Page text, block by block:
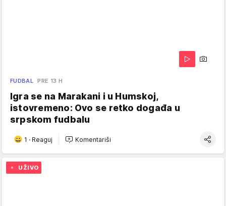
FUDBAL PRE 13 H
Igra se na Marakani i u Humskoj,
istovremeno: Ovo se retko događa u
srpskom fudbalu
1 · Reaguj Komentariši
UŽIVO